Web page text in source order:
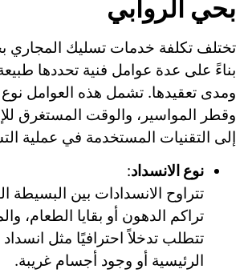
بحي الروابي
تختلف تكلفة خدمات تسليك المجاري
بناءً على عدة عوامل فنية تحددها
ومدى تعقيدها. تشمل هذه العوامل نوع
وقطر المواسير، والوقت المستغرق
إلى التقنيات المستخدمة في عملية
نوع الانسداد:
تتراوح الانسدادات بين البسيطة
تراكم الدهون أو بقايا الطعام،
تتطلب تدخلاً احترافيًا مثل
الرئيسية أو وجود أجسام غريبة.